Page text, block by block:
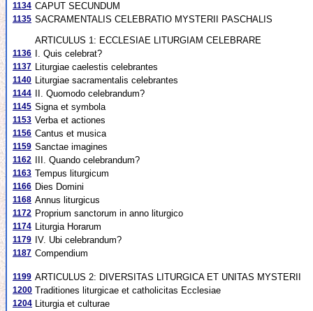
1134 CAPUT SECUNDUM
1135 SACRAMENTALIS CELEBRATIO MYSTERII PASCHALIS
ARTICULUS 1: ECCLESIAE LITURGIAM CELEBRARE
1136 I. Quis celebrat?
1137 Liturgiae caelestis celebrantes
1140 Liturgiae sacramentalis celebrantes
1144 II. Quomodo celebrandum?
1145 Signa et symbola
1153 Verba et actiones
1156 Cantus et musica
1159 Sanctae imagines
1162 III. Quando celebrandum?
1163 Tempus liturgicum
1166 Dies Domini
1168 Annus liturgicus
1172 Proprium sanctorum in anno liturgico
1174 Liturgia Horarum
1179 IV. Ubi celebrandum?
1187 Compendium
1199 ARTICULUS 2: DIVERSITAS LITURGICA ET UNITAS MYSTERII
1200 Traditiones liturgicae et catholicitas Ecclesiae
1204 Liturgia et culturae